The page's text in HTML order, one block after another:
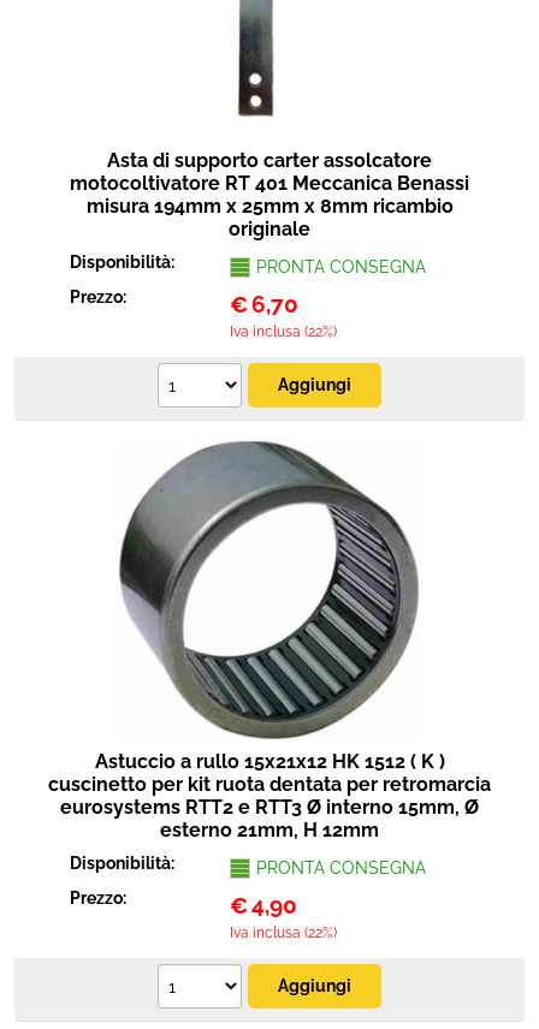
Asta di supporto carter assolcatore
motocoltivatore RT 401 Meccanica Benassi
misura 194mm x 25mm x 8mm ricambio
originale
Disponibilità:
PRONTA CONSEGNA
Prezzo:
€6,70
Iva inclusa (22%)
Astuccio a rullo 15x21x12 HK 1512 ( K )
cuscinetto per kit ruota dentata per retromarcia
eurosystems RTT2 e RTT3 Ø interno 15mm, Ø
esterno 21mm, H 12mm
Disponibilità:
PRONTA CONSEGNA
Prezzo:
€4,90
Iva inclusa (22%)